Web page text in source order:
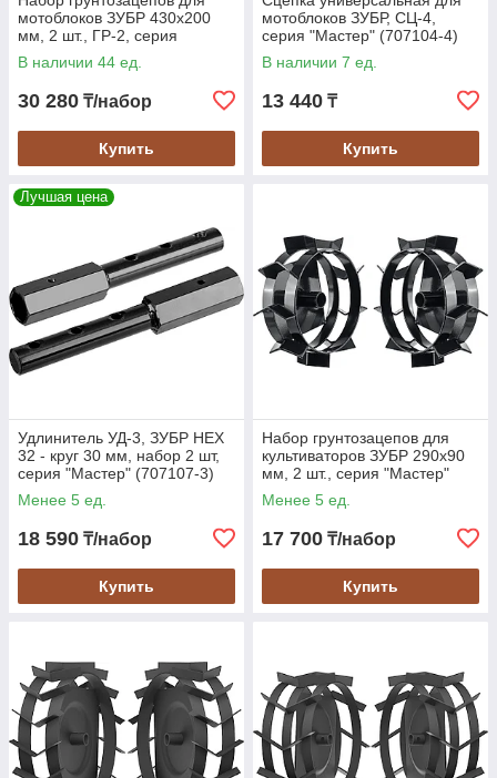
Преимущества покупки у компании СиОзон
Трейд
Широкий ассортимент
: Мы предлагаем
разнообразие навесного оборудования для
мотоблоков и культиваторов, удовлетворяющее любые
из прочных и долговечных материалов, что
гарантирует надежность и длительный срок службы.
Конкурентные цены
: Мы предлагаем продукцию по
привлекательным ценам, что делает наш ассортимент
Профессиональная консультация : Наши
специалисты всегда готовы помочь вам с выбором и
ответить на все вопросы, связанные с навесным
доставку заказов по Алматы и всей Казахстану, чтобы
вы могли начать использовать новое оборудование в
кратчайшие сроки.
Навесное оборудование для мотоблоков и культиваторов от
компании СиОзон Трейд — это надежный выбор для тех, кто
мотоблоков ЗУБР 430х200
мм, 2 шт., ГР-2, серия
"Мастер" (707105-2)
В наличии 44 ед.
30 280 ₸/набор
Купить
мотоблоков ЗУБР, СЦ-4,
серия "Мастер" (707104-4)
В наличии 7 ед.
13 440 ₸
Купить
Лучшая цена
Удлинитель УД-3, ЗУБР HEX
32 - круг 30 мм, набор 2 шт,
серия "Мастер" (707107-3)
Менее 5 ед.
18 590 ₸/набор
Купить
Набор грунтозацепов для
культиваторов ЗУБР 290х90
мм, 2 шт., серия "Мастер"
(ГР-1 707105-1)
Менее 5 ед.
17 700 ₸/набор
Купить